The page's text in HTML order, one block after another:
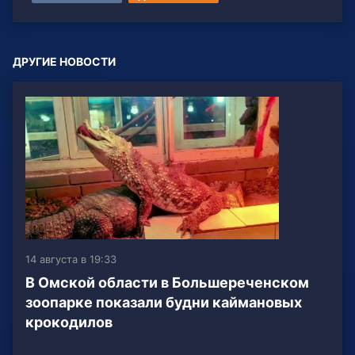
ДРУГИЕ НОВОСТИ
14 августа в 19:33
В Омской области в Большереченском
зоопарке показали будни каймановых
крокодилов